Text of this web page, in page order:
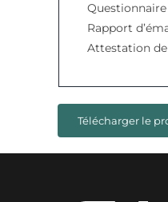
Rapport
Attestation
Télécharger le